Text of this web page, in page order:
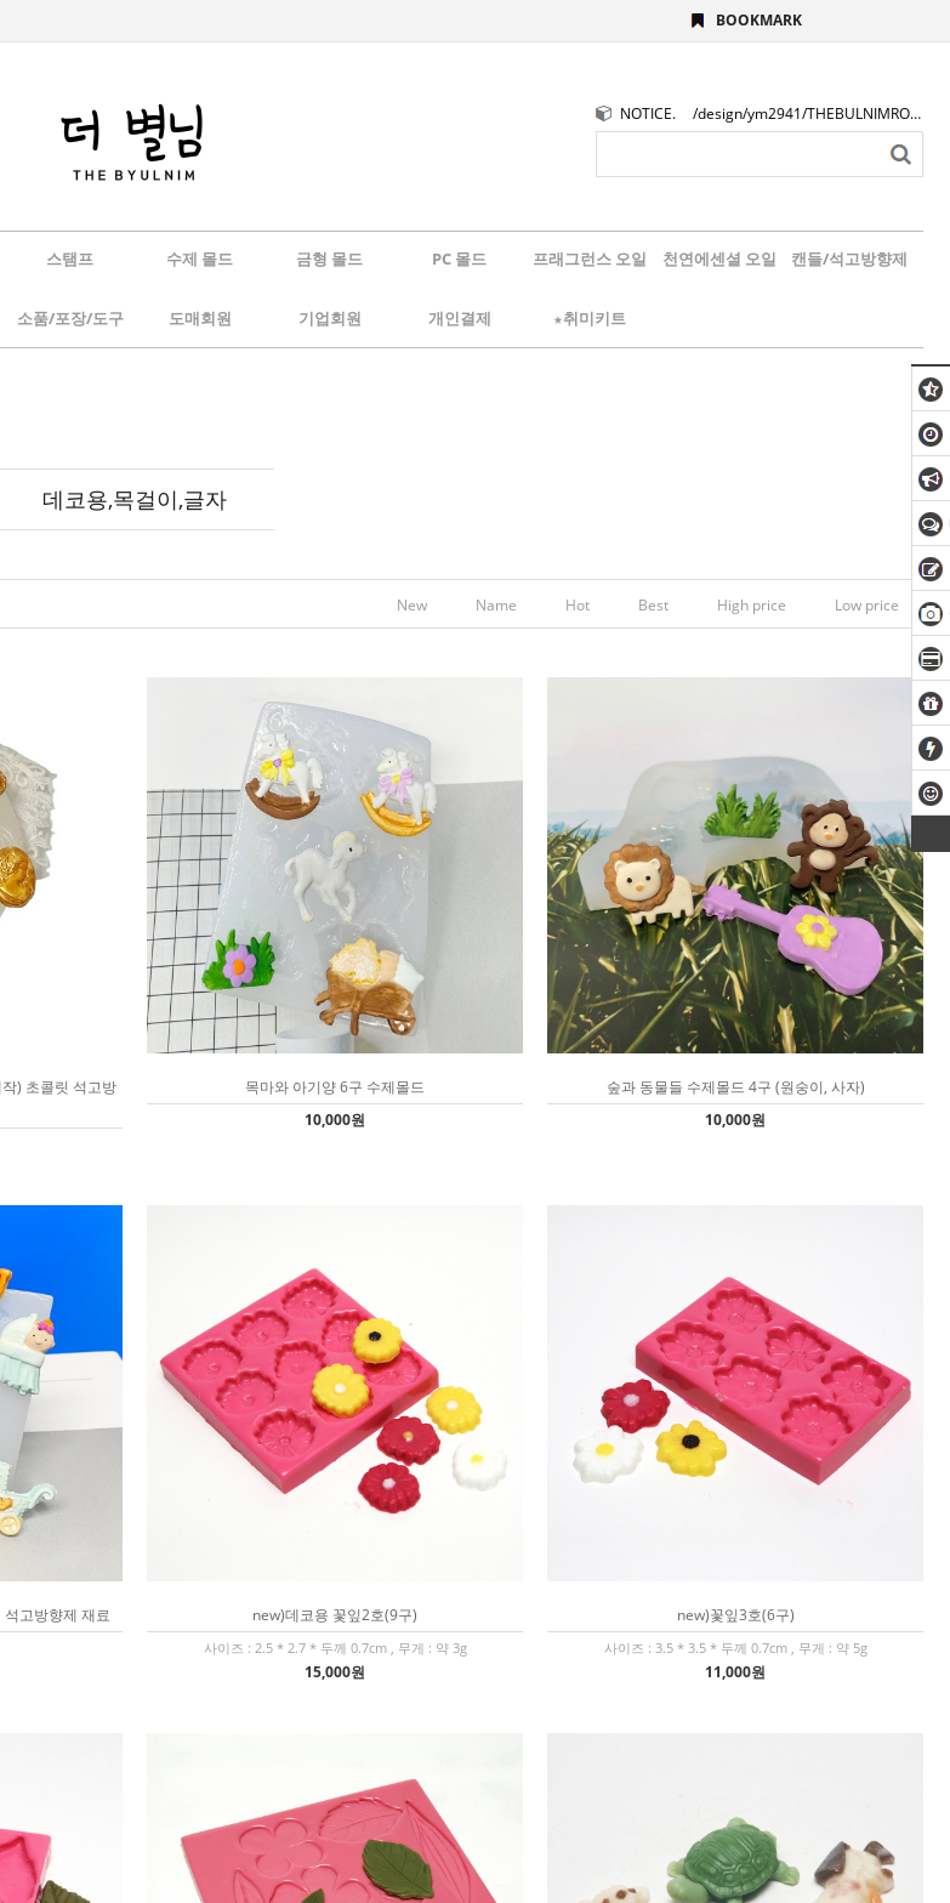
BOOKMARK
NOTICE. /design/ym2941/THEBULNIMROGO.png
스탬프 수제 몰드 금형 몰드 PC 몰드 프래그런스 오일 천연에센셜 오일 캔들/석고방향제
소품/포장/도구 도매회원 기업회원 개인결제 ★취미키트
데코용,목걸이,글자
New Name Hot Best High price Low price
) 초콜릿 석고방
목마와 아기양 6구 수제몰드
10,000원
숲과 동물들 수제몰드 4구 (원숭이, 사자)
10,000원
고방향제 재료
new)데코용 꽃잎2호(9구)
사이즈 : 2.5 * 2.7 * 두께 0.7cm , 무게 : 약 3g
15,000원
new)꽃잎3호(6구)
사이즈 : 3.5 * 3.5 * 두께 0.7cm , 무게 : 약 5g
11,000원